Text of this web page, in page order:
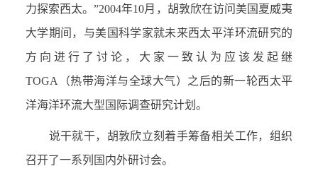
力探索西太。”2004年10月，胡敦欣在访问美国夏威夷
大学期间，与美国科学家就未来西太平洋环流研究的
方向进行了讨论，大家一致认为应该发起继
TOGA
（热带海洋与全球大气）之后的新一轮西太平
洋海洋环流大型国际调查研究计划。
说干就干，胡敦欣立刻着手筹备相关工作，组织
召开了一系列国内外研讨会。